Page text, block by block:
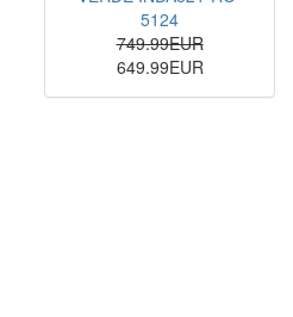
5124
749.99EUR
649.99EUR